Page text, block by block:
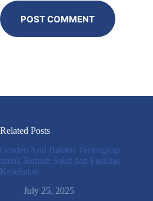
POST COMMENT
Related Posts
Gorden Anti Bakteri Terlengkap
untuk Rumah Sakit dan Fasilitas
Kesehatan
July 25, 2025